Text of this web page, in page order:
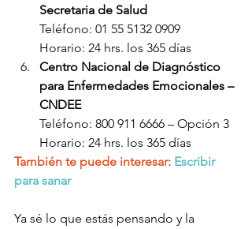
Secretaria de Salud
Teléfono: 01 55 5132 0909
Horario: 24 hrs. los 365 días
Centro Nacional de Diagnóstico
para Enfermedades Emocionales –
CNDEE
Teléfono: 800 911 6666 – Opción 3
Horario: 24 hrs. los 365 días
También te puede interesar: Escribir
para sanar
Ya sé lo que estás pensando y la